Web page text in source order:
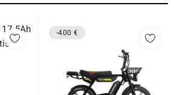
-400 €